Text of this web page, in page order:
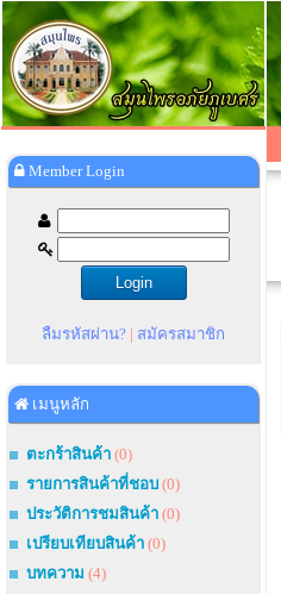
Member Login
ลืมรหัสผ่าน? | สมัครสมาชิก
เมนูหลัก
ตะกร้าสินค้า (0)
รายการสินค้าที่ชอบ (0)
ประวัติการชมสินค้า (0)
เปรียบเทียบสินค้า (0)
บทความ (4)